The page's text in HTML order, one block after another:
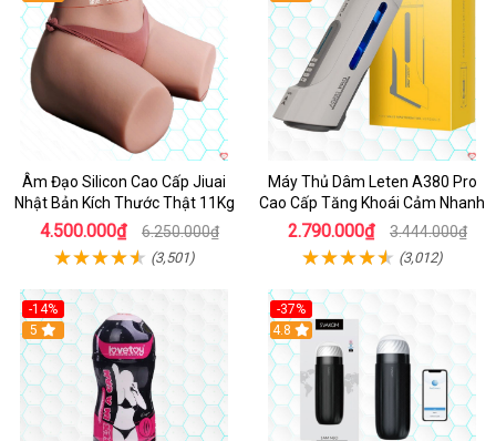
Âm Đạo Silicon Cao Cấp Jiuai
Nhật Bản Kích Thước Thật 11Kg
4.500.000₫ 6.250.000₫
(3,501)
Máy Thủ Dâm Leten A380 Pro
Cao Cấp Tăng Khoái Cảm Nhanh
2.790.000₫ 3.444.000₫
(3,012)
-14%
Hot
5
-37%
4.8